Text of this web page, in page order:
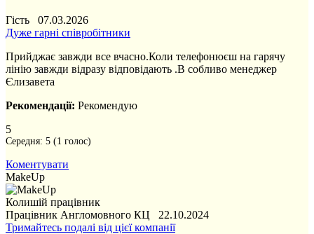
Гість 07.03.2026
Дуже гарні співробітники
Прийджає завжди все вчасно.Коли телефонюєш на гарячу
лінію завжди відразу відповідають .В собливо менеджер
Єлизавета
Рекомендації: Рекомендую
5
Середня: 5 (1 голос)
Коментувати
MakeUp
Колишій працівник
Працівник Англомовного КЦ 22.10.2024
Тримайтесь подалі від цієї компанії